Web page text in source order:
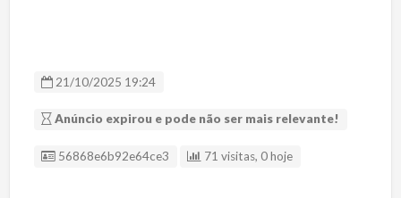
21/10/2025 19:24
Anúncio expirou e pode não ser mais relevante!
ID Anúncio
56868e6b92e64ce3 71 visitas, 0 hoje